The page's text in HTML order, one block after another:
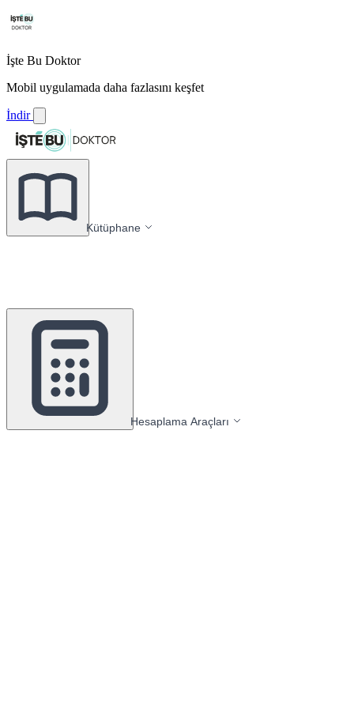
İşte Bu Doktor
Mobil uygulamada daha fazlasını keşfet
İndir
Kütüphane
Hesaplama Araçları